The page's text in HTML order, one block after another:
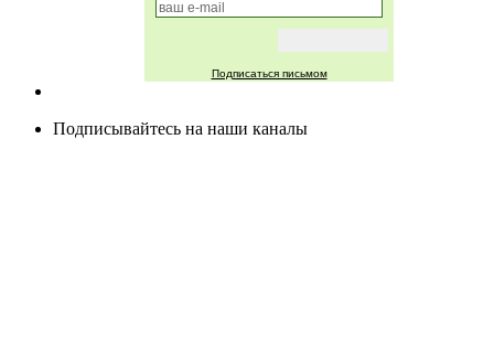
Подписаться письмом
Подписывайтесь на наши каналы